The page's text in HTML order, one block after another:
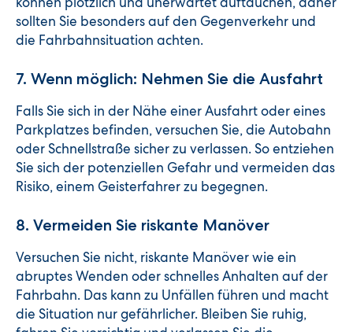
sollten Sie besonders auf den Gegenverkehr und
die Fahrbahnsituation achten.
7. Wenn möglich: Nehmen Sie die Ausfahrt
Falls Sie sich in der Nähe einer Ausfahrt oder eines
Parkplatzes befinden, versuchen Sie, die Autobahn
oder Schnellstraße sicher zu verlassen. So entziehen
Sie sich der potenziellen Gefahr und vermeiden das
Risiko, einem Geisterfahrer zu begegnen.
8. Vermeiden Sie riskante Manöver
Versuchen Sie nicht, riskante Manöver wie ein
abruptes Wenden oder schnelles Anhalten auf der
Fahrbahn. Das kann zu Unfällen führen und macht
die Situation nur gefährlicher. Bleiben Sie ruhig,